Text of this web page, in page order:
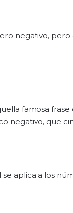
negativo, pero
famosa frase
negativo, que
aplica a los